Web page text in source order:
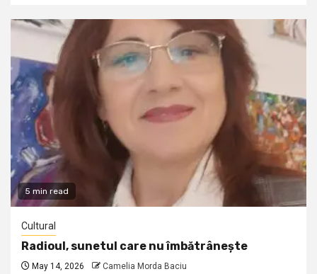
5 min read
Cultural
Radioul, sunetul care nu îmbătrânește
May 14, 2026 Camelia Morda Baciu